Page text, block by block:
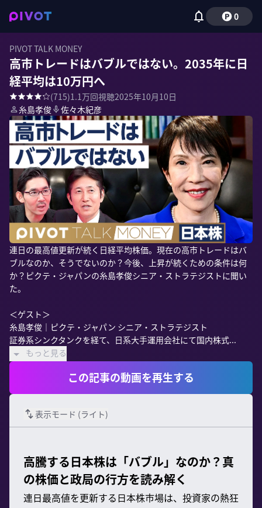
0
PIVOT TALK MONEY
高市トレードはバブルではない。2035年に日
経平均は10万円へ
(715)1.1万回視聴2025年10月10日
糸島孝俊
佐々木紀彦
連日の最高値更新が続く日経平均株価。現在の高市トレードはバ
ブルなのか、そうでないのか？今後、上昇が続くための条件は何
か？ピクテ・ジャパンの糸島孝俊シニア・ストラテジストに聞い
た。
＜ゲスト＞
糸島孝俊｜ピクテ・ジャパン シニア・ストラテジスト
証券系シンクタンクを経て、日系大手運用会社にて国内株式...
もっと見る
この記事の動画を再生する
表示モード (ライト)
高騰する日本株は「バブル」なのか？真
の株価と政局の行方を読み解く
連日最高値を更新する日本株市場は、投資家の熱狂